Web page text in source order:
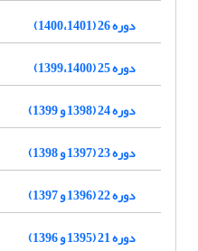
دوره 26 (1400،1401)
دوره 25 (1399،1400)
دوره 24 (1398 و 1399)
دوره 23 (1397 و 1398)
دوره 22 (1396 و 1397)
دوره 21 (1395 و 1396)